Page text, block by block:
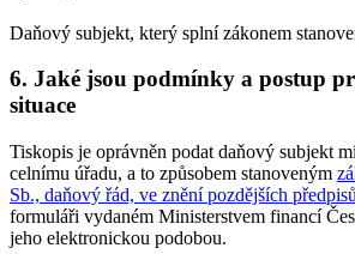
Daňový subjekt, který splní zákonem
6. Jaké jsou podmínky a postup
situace
Tiskopis je oprávněn podat daňový subjekt
celnímu úřadu, a to způsobem stanoveným
Sb., daňový řád, ve znění pozdějších předpisů
formuláři vydaném Ministerstvem financí
jeho elektronickou podobou.